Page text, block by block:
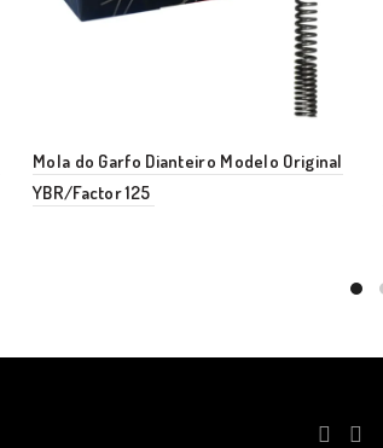
Mola do Garfo Dianteiro Modelo Original
YBR/Factor 125